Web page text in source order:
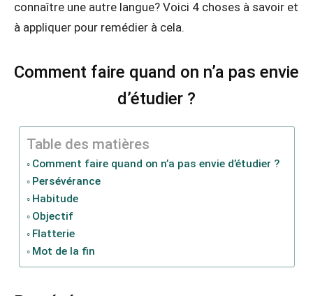
connaître une autre langue? Voici 4 choses à savoir et
à appliquer pour remédier à cela.
Comment faire quand on n’a pas envie
d’étudier ?
Table des matières
Comment faire quand on n’a pas envie d’étudier ?
Persévérance
Habitude
Objectif
Flatterie
Mot de la fin